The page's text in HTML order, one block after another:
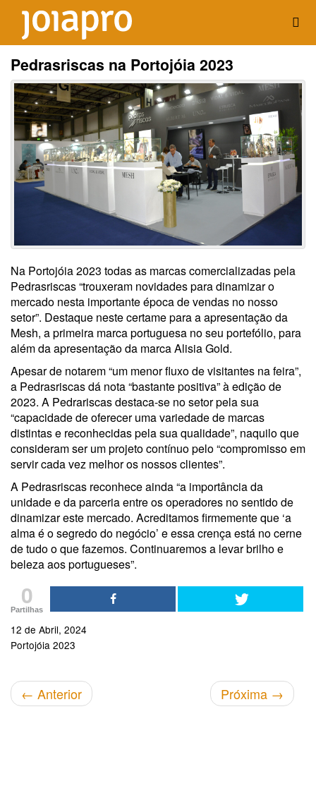
Pedrasriscas na Portojóia 2023
Na Portojóia 2023 todas as marcas comercializadas pela
Pedrasriscas “trouxeram novidades para dinamizar o
mercado nesta importante época de vendas no nosso
setor”. Destaque neste certame para a apresentação da
Mesh, a primeira marca portuguesa no seu portefólio, para
além da apresentação da marca Alisia Gold.
Apesar de notarem “um menor fluxo de visitantes na feira”,
a Pedrasriscas dá nota “bastante positiva” à edição de
2023. A Pedrariscas destaca-se no setor pela sua
“capacidade de oferecer uma variedade de marcas
distintas e reconhecidas pela sua qualidade”, naquilo que
consideram ser um projeto contínuo pelo “compromisso em
servir cada vez melhor os nossos clientes”.
A Pedrasriscas reconhece ainda “a importância da
unidade e da parceria entre os operadores no sentido de
dinamizar este mercado. Acreditamos firmemente que ‘a
alma é o segredo do negócio’ e essa crença está no cerne
de tudo o que fazemos. Continuaremos a levar brilho e
beleza aos portugueses”.
0
Partilhas
12 de Abril, 2024
Portojóia 2023
← Anterior Próxima →